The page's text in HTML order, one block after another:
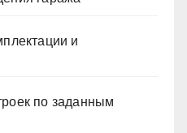
и
по заданным